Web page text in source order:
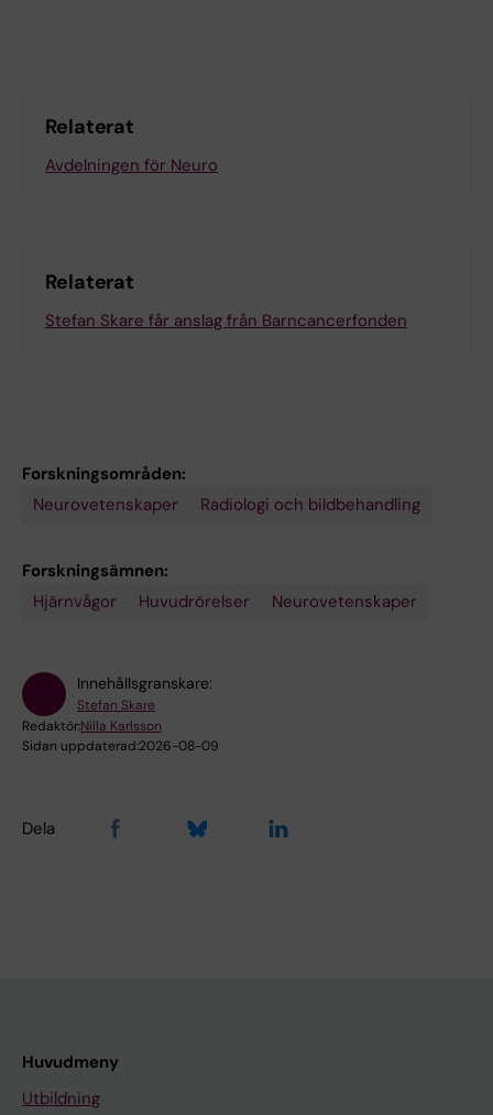
Relaterat
Avdelningen för Neuro
Relaterat
Stefan Skare får anslag från Barncancerfonden
Forskningsområden:
Neurovetenskaper
Radiologi och bildbehandling
Forskningsämnen:
Hjärnvågor
Huvudrörelser Neurovetenskaper
Innehållsgranskare:
Stefan Skare
Redaktör:Nilla Karlsson
Sidan uppdaterad:2026-08-09
Dela
Huvudmeny
Utbildning